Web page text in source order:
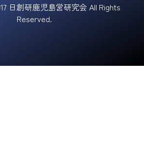
日創研鹿児島営研究会 All Rights
Reserved.